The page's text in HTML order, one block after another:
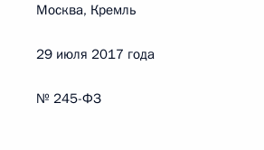
Москва, Кремль
29 июля 2017 года
№ 245-ФЗ